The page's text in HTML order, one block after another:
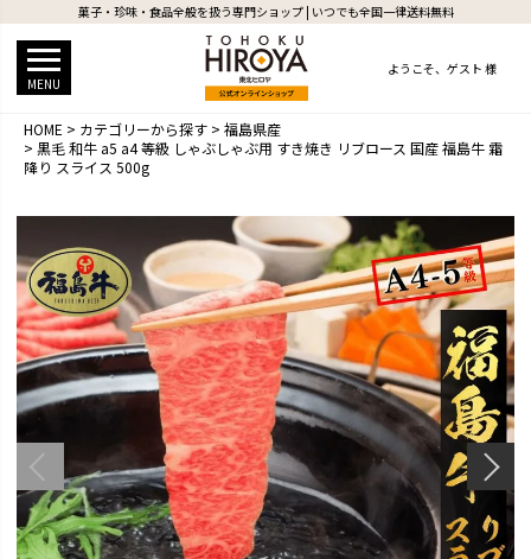
菓子・珍味・食品全般を扱う専門ショップ | いつでも全国一律送料無料
MENU
ようこそ、ゲスト 様
HOME カテゴリーから探す
福島県産
黒毛 和牛 a5 a4 等級 しゃぶしゃぶ用 すき焼き リブロース 国産 福島牛 霜
降り スライス 500g